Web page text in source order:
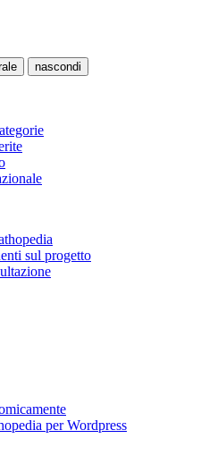
nascondi
sul progetto
per Wordpress